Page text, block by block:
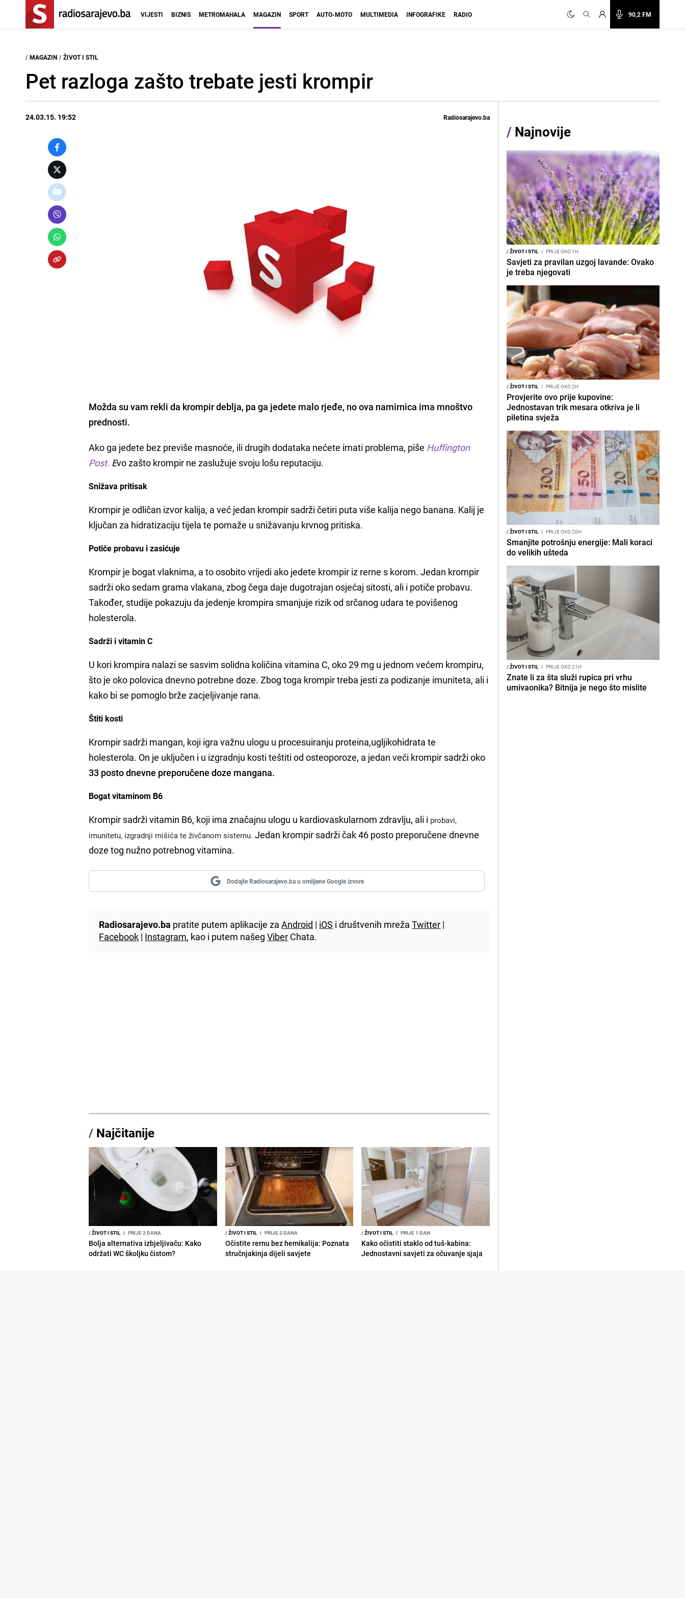
90,2 FM
VIJESTI BIZNIS METROMAHALA MAGAZIN SPORT AUTO-MOTO MULTIMEDIA INFOGRAFIKE RADIO
/ MAGAZIN / ŽIVOT I STIL
Pet razloga zašto trebate jesti krompir
24.03.15. 19:52 Radiosarajevo.ba
Možda su vam rekli da krompir deblja, pa ga jedete malo rjeđe, no ova namirnica ima mnoštvo
prednosti.
Ako ga jedete bez previše masnoće, ili drugih dodataka nećete imati problema, piše Huffington
Post. Evo zašto krompir ne zaslužuje svoju lošu reputaciju.
Snižava pritisak
Krompir je odličan izvor kalija, a već jedan krompir sadržičetiri puta više kalija nego banana. Kalij je
ključan za hidratizaciju tijela te pomaže u snižavanju krvnog pritiska.
Potiče probavu i zasićuje
Krompir je bogat vlaknima, a to osobito vrijedi ako jedete krompir iz rerne s korom. Jedan krompir
sadrži oko sedam grama vlakana, zbog čega daje dugotrajan osjećaj sitosti, ali i potiče probavu.
Također, studije pokazuju da jedenje krompira smanjuje rizik od srčanog udara te povišenog
holesterola.
Sadrži i vitamin C
U kori krompira nalazi se sasvim solidna količina vitamina C, oko 29 mg u jednom većem krompiru,
što je oko polovica dnevno potrebne doze. Zbog toga krompir treba jesti za podizanje imuniteta, ali i
kako bi se pomoglo brže zacjeljivanje rana.
Štiti kosti
Krompir sadrži mangan, koji igra važnu ulogu u procesuiranju proteina,ugljikohidrata te
holesterola. On je uključen i u izgradnju kosti teštiti od osteoporoze, a jedan veći krompir sadrži oko
33 posto dnevne preporučene doze mangana.
Bogat vitaminom B6
Krompir sadrži vitamin B6, koji ima značajnu ulogu u kardiovaskularnom zdravlju, ali i probavi,
imunitetu, izgradnji mišića te živčanom sistemu. Jedan krompir sadrži čak 46 posto preporučene dnevne
doze tog nužno potrebnog vitamina.
Dodajte Radiosarajevo.ba u omiljene Google izvore
Radiosarajevo.ba pratite putem aplikacije zaAndroid | iOS i društvenih mrežaTwitter |
Facebook | Instagram, kao i putem našegViber Chata.
/ Najčitanije
/ŽIVOT I STIL I PRIJE 2 DANA
Bolja alternativa izbjeljivaču: Kako
održati WC školjku čistom?
/ŽIVOT I STIL I PRIJE 2 DANA
Očistite rernu bez hemikalija: Poznata
stručnjakinja dijeli savjete
/ŽIVOT I STIL I PRIJE 1 DAN
Kako očistiti staklo od tuš-kabina:
Jednostavni savjeti za očuvanje sjaja
/ Najnovije
/ŽIVOT I STIL I PRIJE OKO 1H
Savjeti za pravilan uzgoj lavande: Ovako
je treba njegovati
/ŽIVOT I STIL I PRIJE OKO 2H
Provjerite ovo prije kupovine:
Jednostavan trik mesara otkriva je li
piletina svježa
/ŽIVOT I STIL I PRIJE OKO 20H
Smanjite potrošnju energije: Mali koraci
do velikih ušteda
/ŽIVOT I STIL I PRIJE OKO 21H
Znate li za šta služi rupica pri vrhu
umivaonika? Bitnija je nego što mislite